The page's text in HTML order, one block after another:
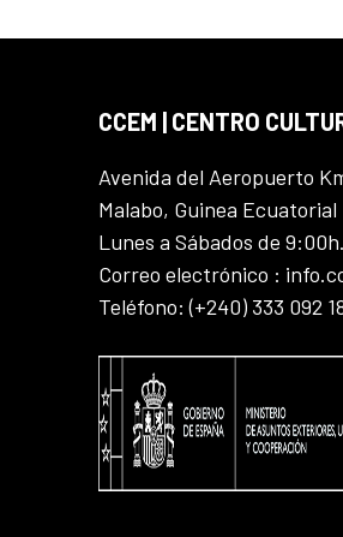
CCEM | CENTRO
Avenida del Aeropuerto
Malabo, Guinea Ecuatorial
Lunes a Sábados de
Correo electrónico :
Teléfono: (+240) 333 092